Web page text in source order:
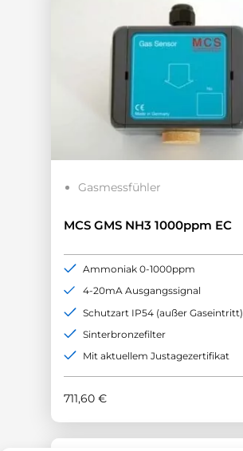
Gasmessfühler
MCS GMS NH3 1000ppm EC
711,60 €
Ammoniak 0-1000ppm
4-20mA Ausgangssignal
Schutzart IP54 (außer Gaseintritt)
Sinterbronzefilter
Mit aktuellem Justagezertifikat